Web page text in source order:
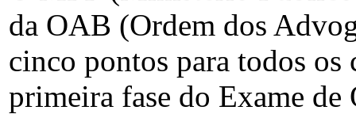
da OAB (Ordem dos
cinco pontos para todos os
primeira fase do Exame